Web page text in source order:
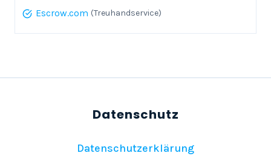
Escrow.com (Treuhandservice)
Datenschutzerklärung